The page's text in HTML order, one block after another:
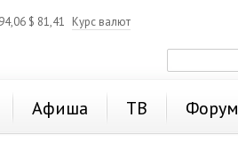
94,06 $ 81,41 Курс валют
Афиша ТВ Форум